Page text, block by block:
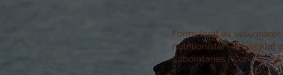
Formulerat av veterinärer
nutritionister –utvecklat
Laboratories i Cork, Irland